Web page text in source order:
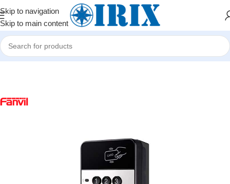
Skip to navigation
Skip to main content
Home/Shop/Təhlükəsizlik sistemləri/Domofonlar